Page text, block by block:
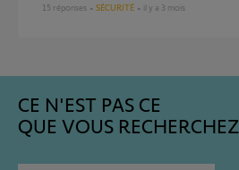
15 réponses SÉCURITÉ il y a 3 mois
CE N'EST PAS CE
QUE VOUS RECHERCHEZ